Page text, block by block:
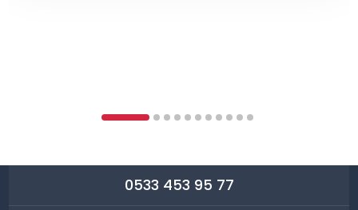
0533 453 95 77